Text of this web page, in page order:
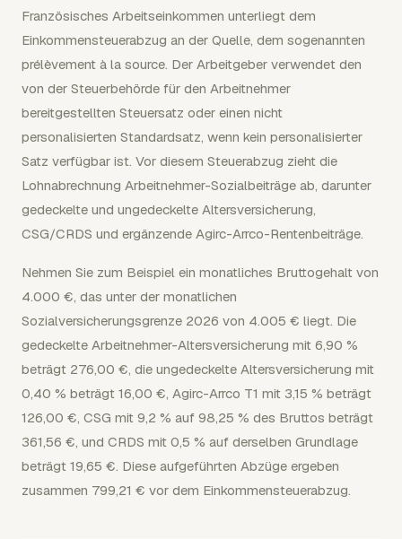
Französisches Arbeitseinkommen unterliegt dem
Einkommensteuerabzug an der Quelle, dem sogenannten
prélèvement à la source. Der Arbeitgeber verwendet den
von der Steuerbehörde für den Arbeitnehmer
bereitgestellten Steuersatz oder einen nicht
personalisierten Standardsatz, wenn kein personalisierter
Satz verfügbar ist. Vor diesem Steuerabzug zieht die
Lohnabrechnung Arbeitnehmer-Sozialbeiträge ab, darunter
gedeckelte und ungedeckelte Altersversicherung,
CSG/CRDS und ergänzende Agirc-Arrco-Rentenbeiträge.
Nehmen Sie zum Beispiel ein monatliches Bruttogehalt von
4.000 €, das unter der monatlichen
Sozialversicherungsgrenze 2026 von 4.005 € liegt. Die
gedeckelte Arbeitnehmer-Altersversicherung mit 6,90 %
beträgt 276,00 €, die ungedeckelte Altersversicherung mit
0,40 % beträgt 16,00 €, Agirc-Arrco T1 mit 3,15 % beträgt
126,00 €, CSG mit 9,2 % auf 98,25 % des Bruttos beträgt
361,56 €, und CRDS mit 0,5 % auf derselben Grundlage
beträgt 19,65 €. Diese aufgeführten Abzüge ergeben
zusammen 799,21 € vor dem Einkommensteuerabzug.